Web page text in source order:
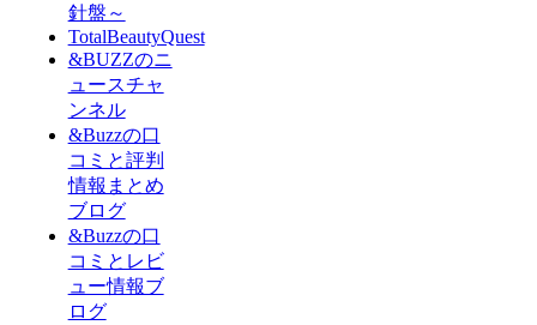
針盤～
TotalBeautyQuest
&BUZZのニ
ュースチャ
ンネル
&Buzzの口
コミと評判
情報まとめ
ブログ
&Buzzの口
コミとレビ
ュー情報ブ
ログ